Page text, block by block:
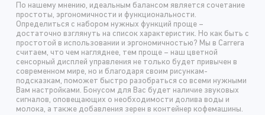
По нашему мнению, идеальным балансом является сочетание
простоты, эргономичности и функциональности.
Определиться с набором нужных функций проще –
достаточно взглянуть на список характеристик. Но как быть с
простотой в использовании и эргономичностью? Мы в Carrera
считаем, что чем нагляднее, тем проще – наш цветной
сенсорный дисплей управления не только будет привычен в
современном мире, но и благодаря своим рисункам-
подсказкам, поможет быстро разобраться со всеми нужными
Вам настройками. Бонусом для Вас будет наличие звуковых
сигналов, оповещающих о необходимости долива воды и
молока, а также добавления зерен в контейнер кофемашины.